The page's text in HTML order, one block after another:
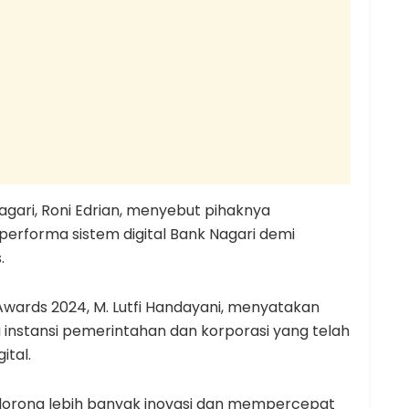
Roni Edrian, menyebut pihaknya
sistem digital Bank Nagari demi
2024, M. Lutfi Handayani, menyatakan
pemerintahan dan korporasi yang telah
lebih banyak inovasi dan mempercepat